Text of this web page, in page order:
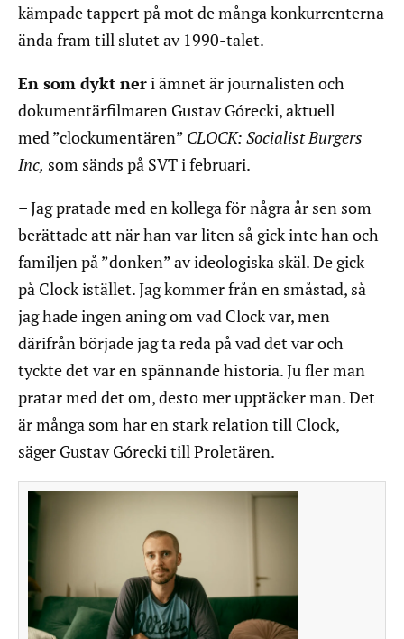
kämpade tappert på mot de många konkurrenterna
ända fram till slutet av 1990-talet.
En som dykt neri ämnet är journalisten och
dokumentärfilmaren Gustav Górecki, aktuell
med ”clockumentären” CLOCK: Socialist Burgers
Inc, som sänds på SVT i februari.
– Jag pratade med en kollega för några år sen som
berättade att när han var liten så gick inte han och
familjen på ”donken” av ideologiska skäl. De gick
på Clock istället. Jag kommer från en småstad, så
jag hade ingen aning om vad Clock var, men
därifrån började jag ta reda på vad det var och
tyckte det var en spännande historia. Ju fler man
pratar med det om, desto mer upptäcker man. Det
är många som har en stark relation till Clock,
säger Gustav Górecki till Proletären.